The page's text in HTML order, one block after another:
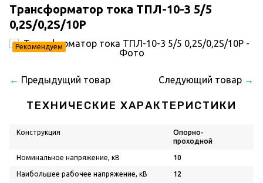
Трансформатор тока ТПЛ-10-3 5/5
0,2S/0,2S/10Р
Рекомендуем
← Предыдущий товар Следующий товар →
ТЕХНИЧЕСКИЕ ХАРАКТЕРИСТИКИ
Конструкция
Опорно-
проходной
Номинальное напряжение, кВ 10
Наибольшее рабочее напряжение, кВ 12